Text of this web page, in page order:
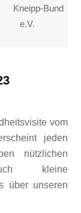
Kneipp-Bund
e.V.
vom
jeden
nützlichen
kleine
über unseren